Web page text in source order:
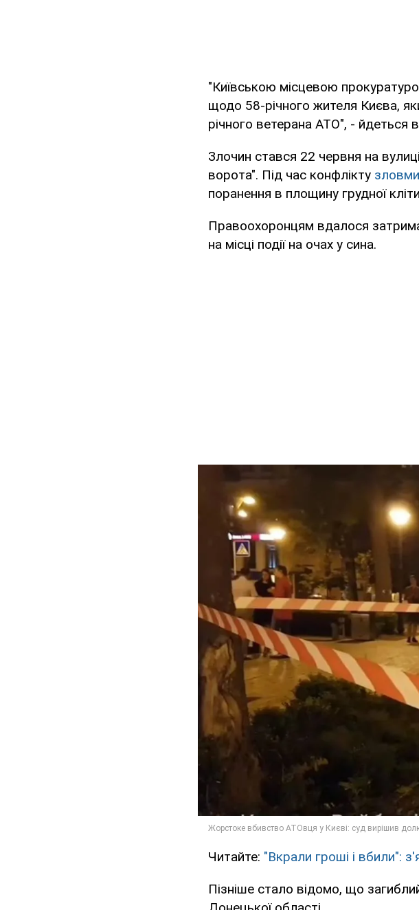
"Київською місцевою
щодо 58-річного жителя Києва,
річного ветерана АТО", - йдеться
Злочин стався 22 червня на
ворота". Під час конфлікту
поранення в площину грудної
Правоохоронцям вдалося
на місці події на очах у сина.
Читайте: "Вкрали гроші і вбили":
Пізніше стало відомо, що